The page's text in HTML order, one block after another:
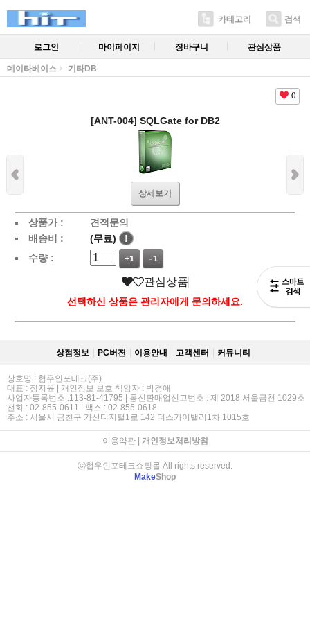
카테고리 검색
로그인 마이페이지 장바구니 관심상품
데이타베이스 기타DB
0
[ANT-004] SQLGate for DB2
상세보기
상품가 :
견적문의
배송비 :
(무료)
!
수량 :
+1 -1
관심상품
선택하신 상품은 관리자에게 문의하세요.
상점정보 PC버젼 이용안내 고객센터 커뮤니티
상호명 : 협우인포테크(주)
대표 : 정지윤 | 개인정보 보호 책임자 : 박경애
사업자등록번호 :113-81-41795 | 통신판매업신고번호 : 제 2018 서울금천 1029호
전화 : 02-855-0611 | 팩스 : 02-855-0618
주소 : 서울시 금천구 가산디지털1로 142 더스카이밸리1차 1015호
이용약관| 개인정보처리방침
ⓒ협우인포테크쇼핑몰 All rights reserved.
MakeShop